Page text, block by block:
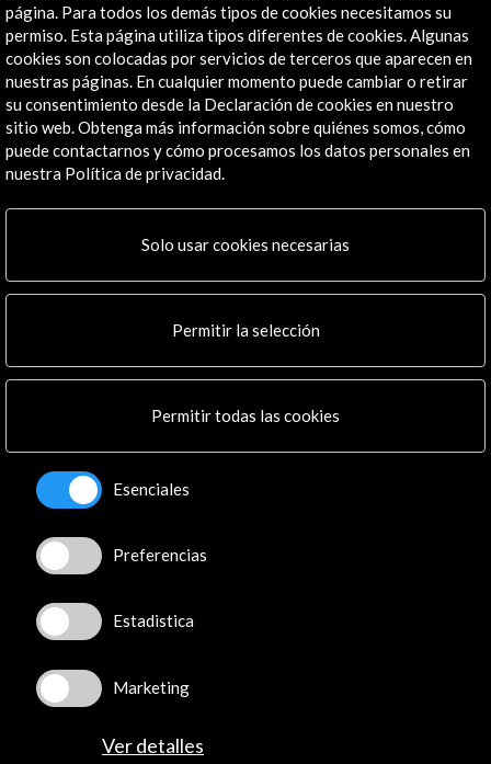
José Abascal, 4 - 4º
28003 Madrid, España
Canales de contacto
Explora
Institucional
Actividades
Residencias
Noticias
Mapa Web
Logo y crédito a AC/E
Conecta
Instagram
Facebook
Youtube
Flickr
página. Para todos los demás tipos de cookies necesitamos su
permiso. Esta página utiliza tipos diferentes de cookies. Algunas
cookies son colocadas por servicios de terceros que aparecen en
nuestras páginas. En cualquier momento puede cambiar o retirar
su consentimiento desde la Declaración de cookies en nuestro
sitio web. Obtenga más información sobre quiénes somos, cómo
puede contactarnos y cómo procesamos los datos personales en
nuestra Política de privacidad.
Solo usar cookies necesarias
Permitir la selección
Permitir todas las cookies
Esenciales
Preferencias
Estadistica
Marketing
Ver detalles